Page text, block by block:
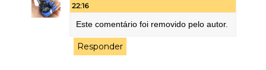
22:16
Este comentário foi removido pelo autor.
Responder